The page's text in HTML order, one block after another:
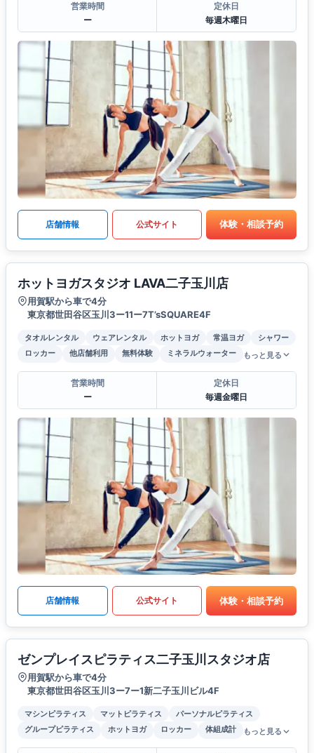
営業時間
ー
定休日
毎週木曜日
店舗情報 公式サイト 体験・相談予約
ホットヨガスタジオ LAVA二子玉川店
用賀駅から車で4分
東京都世田谷区玉川3ー11ー7T’sSQUARE4F
タオルレンタル ウェアレンタル ホットヨガ 常温ヨガ
シャワー
ロッカー
他店舗利用 無料体験 ミネラルウォーター もっと見る
営業時間
ー
定休日
毎週金曜日
店舗情報 公式サイト 体験・相談予約
ゼンプレイスピラティス二子玉川スタジオ店
用賀駅から車で4分
東京都世田谷区玉川3ー7ー1新二子玉川ビル4F
マシンピラティス マットピラティス
パーソナルピラティス
グループピラティス
ホットヨガ ロッカー 体組成計 もっと見る